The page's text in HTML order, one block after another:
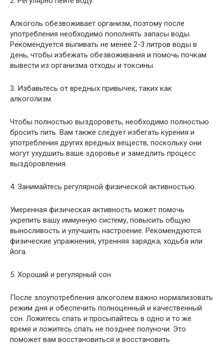
Алкоголь обезвоживает организм, поэтому после
употребления необходимо пополнять запасы воды.
Рекомендуется выпивать не менее 2-3 литров воды в
день, чтобы избежать обезвоживания и помочь почкам
вывести из организма отходы и токсины.
3. Избавьтесь от вредных привычек, таких как
алкоголизм.
Чтобы полностью выздороветь, необходимо полностью
бросить пить. Вам также следует избегать курения и
употребления других вредных веществ, поскольку они
могут ухудшить ваше здоровье и замедлить процесс
выздоровления.
4. Занимайтесь регулярной физической активностью.
Умеренная физическая активность может помочь
укрепить вашу иммунную систему, повысить общую
выносливость и улучшить настроение. Рекомендуются
физические упражнения, утренняя зарядка, ходьба или
йога.
5. Хороший и регулярный сон.
После злоупотребления алкоголем важно нормализовать
режим дня и обеспечить полноценный и качественный
сон. Ложитесь спать и просыпайтесь в одно и то же
время и ложитесь спать не позднее полуночи. Это
поможет вам восстановиться и восстановить